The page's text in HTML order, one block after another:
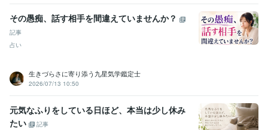
得意分野
悩み相談・カウンセリング
雑談～性の悩みまで何でも話せると大人
気！
■不倫・浮気にまつ
わる相談
■精神的・身体的
引き離された苦痛 ■夫婦間臓器移植への不安・葛藤
悩み相談 話し相手
不倫
介護
その愚痴、話す相手を間違えていませんか？
記事
占い
生きづらさに寄り添う九星気学鑑定士
2026/07/13 10:50
元気なふりをしている日ほど、本当は少し休み
たい
記事